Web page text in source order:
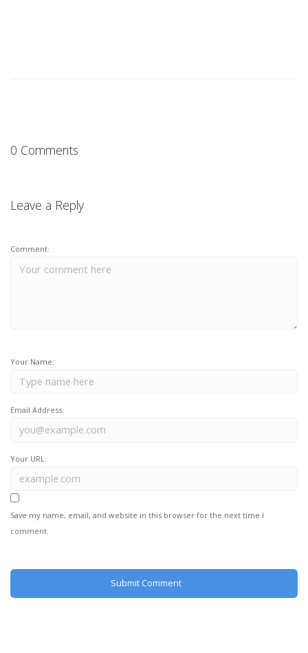
0 Comments
Leave a Reply
Comment:
Your Name:
Email Address:
Your URL:
Save my name, email, and website in this browser for the next time I
comment.